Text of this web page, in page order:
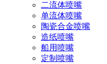
二流体喷嘴
单流体喷嘴
陶瓷合金喷嘴
造纸喷嘴
船用喷嘴
定制喷嘴
产品广泛应用于制药
纸厂、涂料厂、农业、日化
土搅拌站、钢铁厂、矿山、
行业领域，满足客户的喷雾